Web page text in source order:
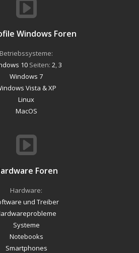
Windows Foren
Betriebssysteme:
10Seiten: 2 3
Windows 7
Vista & XP
Linux
MacOS
Foren
Hardware:
und Treiber
Systeme
Notebooks
Smartphones